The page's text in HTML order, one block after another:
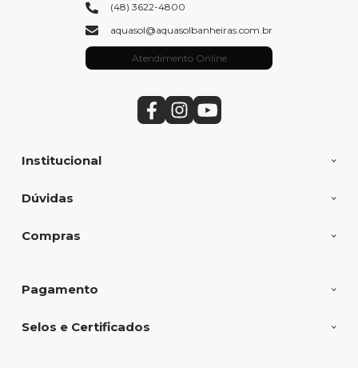
Institucional
Dúvidas
Compras
(48) 3622-4800
aquasol@aquasolbanheiras.com.br
Atendimento Online
Pagamento
Selos e Certificados